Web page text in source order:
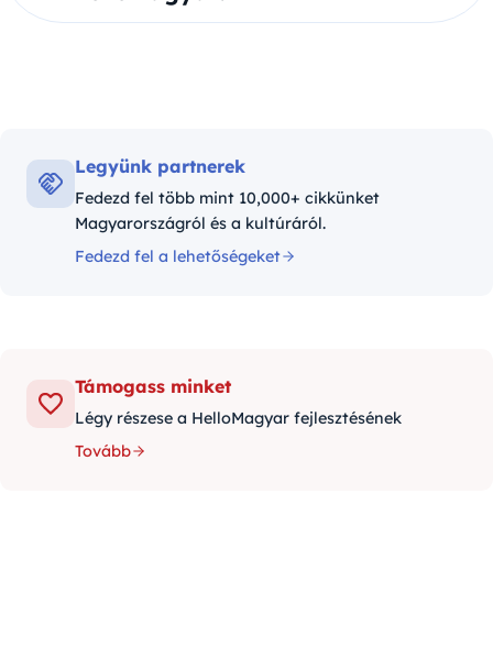
Legyünk partnerek
Fedezd fel több mint 10,000+ cikkünket
Magyarországról és a kultúráról.
Fedezd fel a lehetőségeket
Támogass minket
Légy részese a HelloMagyar fejlesztésének
Tovább